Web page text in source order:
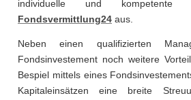
individuelle und kompetente
Fondsvermittlung24 aus.
Neben einen qualifizierten
Fondsinvestement noch weitere
Bespiel mittels eines
Kapitaleinsätzen eine breite